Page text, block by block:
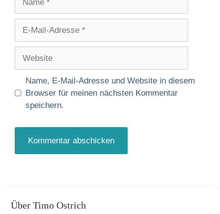
Adresse
Name, E-Mail-Adresse und Website in diesem
Browser für meinen nächsten Kommentar
speichern.
Über Timo Ostrich